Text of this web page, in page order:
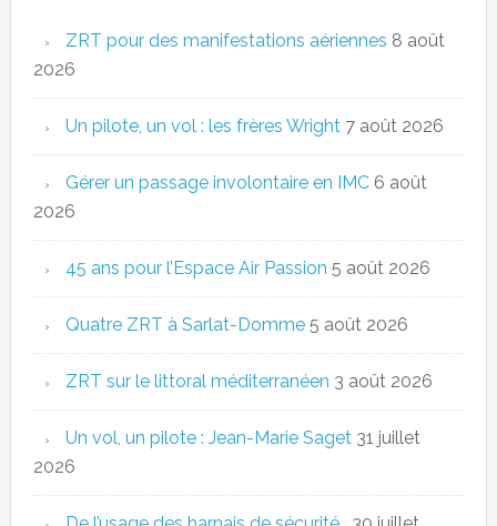
ZRT pour des manifestations aériennes 8 août
2026
Un pilote, un vol : les frères Wright 7 août 2026
Gérer un passage involontaire en IMC 6 août
2026
45 ans pour l’Espace Air Passion 5 août 2026
Quatre ZRT à Sarlat-Domme 5 août 2026
ZRT sur le littoral méditerranéen 3 août 2026
Un vol, un pilote : Jean-Marie Saget 31 juillet
2026